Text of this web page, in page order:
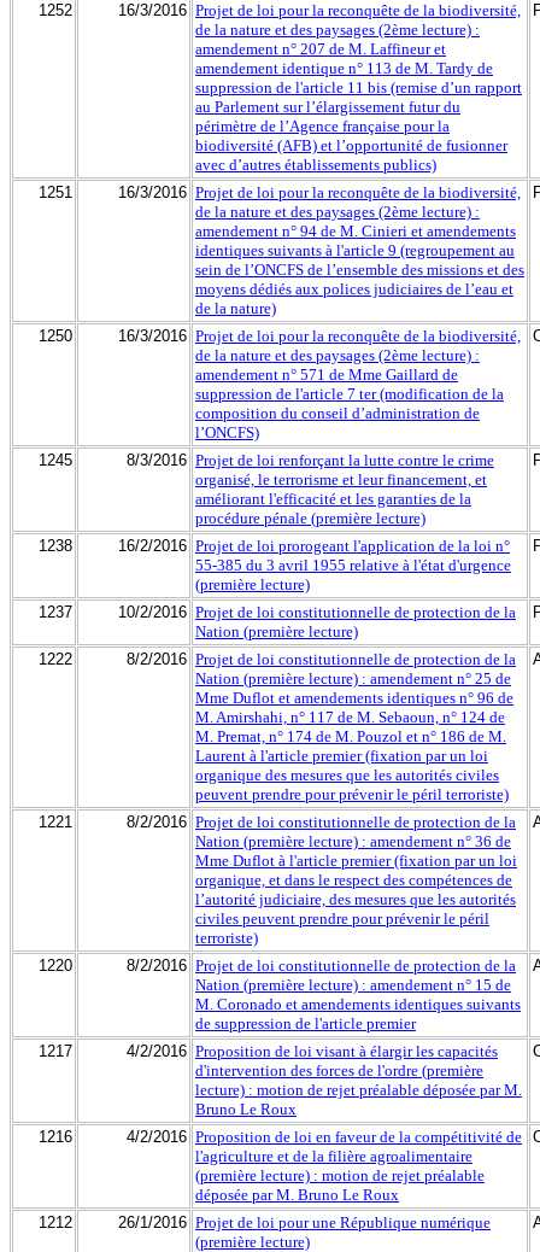
1252 16/3/2016 Projet de loi pour la reconquête de la biodiversité,
de la nature et des paysages (2ème lecture) :
amendement n° 207 de M. Laffineur et
amendement identique n° 113 de M. Tardy de
suppression de l'article 11 bis (remise d’un rapport
au Parlement sur l’élargissement futur du
périmètre de l’Agence française pour la
biodiversité (AFB) et l’opportunité de fusionner
avec d’autres établissements publics)
1251 16/3/2016 Projet de loi pour la reconquête de la biodiversité,
de la nature et des paysages (2ème lecture) :
amendement n° 94 de M. Cinieri et amendements
identiques suivants à l'article 9 (regroupement au
sein de l’ONCFS de l’ensemble des missions et des
moyens dédiés aux polices judiciaires de l’eau et
de la nature)
1250 16/3/2016 Projet de loi pour la reconquête de la biodiversité,
de la nature et des paysages (2ème lecture) :
amendement n° 571 de Mme Gaillard de
suppression de l'article 7 ter (modification de la
composition du conseil d’administration de
l’ONCFS)
1245 8/3/2016 Projet de loi renforçant la lutte contre le crime
organisé, le terrorisme et leur financement, et
améliorant l'efficacité et les garanties de la
procédure pénale (première lecture)
1238 16/2/2016 Projet de loi prorogeant l'application de la loi n°
55-385 du 3 avril 1955 relative à l'état d'urgence
(première lecture)
1237 10/2/2016 Projet de loi constitutionnelle de protection de la
Nation (première lecture)
1222 8/2/2016 Projet de loi constitutionnelle de protection de la
Nation (première lecture) : amendement n° 25 de
Mme Duflot et amendements identiques n° 96 de
M. Amirshahi, n° 117 de M. Sebaoun, n° 124 de
M. Premat, n° 174 de M. Pouzol et n° 186 de M.
Laurent à l'article premier (fixation par un loi
organique des mesures que les autorités civiles
peuvent prendre pour prévenir le péril terroriste)
1221 8/2/2016 Projet de loi constitutionnelle de protection de la
Nation (première lecture) : amendement n° 36 de
Mme Duflot à l'article premier (fixation par un loi
organique, et dans le respect des compétences de
l’autorité judiciaire, des mesures que les autorités
civiles peuvent prendre pour prévenir le péril
terroriste)
1220 8/2/2016 Projet de loi constitutionnelle de protection de la
Nation (première lecture) : amendement n° 15 de
M. Coronado et amendements identiques suivants
de suppression de l'article premier
1217 4/2/2016 Proposition de loi visant à élargir les capacités
d'intervention des forces de l'ordre (première
lecture) : motion de rejet préalable déposée par M.
Bruno Le Roux
1216 4/2/2016 Proposition de loi en faveur de la compétitivité de
l'agriculture et de la filière agroalimentaire
(première lecture) : motion de rejet préalable
déposée par M. Bruno Le Roux
1212 26/1/2016 Projet de loi pour une République numérique
(première lecture)